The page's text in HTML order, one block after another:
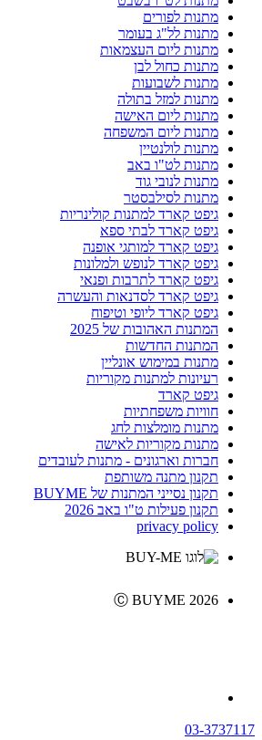
מתנות לפורים
מתנות לל"ג בעומר
מתנות ליום העצמאות
מתנות כחול לבן
מתנות לשבועות
מתנות למזל בתולה
מתנות ליום האישה
מתנות ליום המשפחה
מתנות לולנטיין
מתנות לט"ו באב
מתנות לנובי גוד
מתנות לסילבסטר
גיפט קארד למתנות קולינריות
גיפט קארד לבתי ספא
גיפט קארד למותגי אופנה
גיפט קארד לנופש ולמלונות
גיפט קארד לתרבות ופנאי
גיפט קארד לסדנאות והעשרה
גיפט קארד ליופי וטיפוח
המתנות האהובות של 2025
המתנות החדשות
מתנות במימוש אונליין
רעיונות למתנות מקוריות
גיפט קארד
חוויות משפחתיות
מתנות מומלצות לחג
מתנות מקוריות לאישה
חברות וארגונים - מתנות לעובדים
תקנון מתנה משותפת
תקנון נסייני המתנות של BUYME
תקנון פעילות ט"ו באב 2026
privacy policy
Ⓒ BUYME 2026
03-3737117